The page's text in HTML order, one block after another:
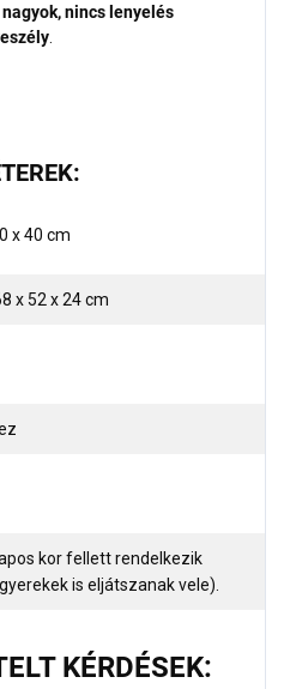
nagyok, nincs lenyelés
.
x 40 cm
x 52 x 24 cm
kor fellett rendelkezik
is eljátszanak vele).
KÉRDÉSEK: